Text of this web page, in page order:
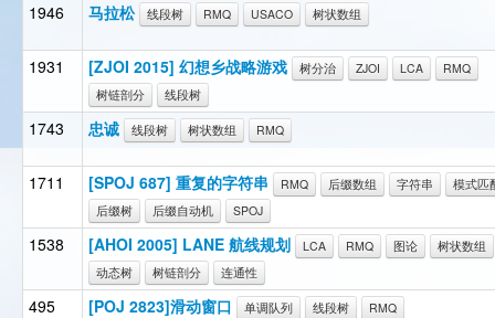
1946 马拉松 线段树 RMQ USACO 树状数组
1931 [ZJOI 2015] 幻想乡战略游戏 树分治 ZJOI LCA
RMQ
树链剖分
线段树
1743 忠诚 线段树 树状数组 RMQ
1711 [SPOJ 687] 重复的字符串 RMQ 后缀数组 字符串
模式匹
后缀树
后缀自动机 SPOJ
1538 [AHOI 2005] LANE 航线规划 LCA RMQ 图论
树状数组
动态树
树链剖分 连通性
495 [POJ 2823]滑动窗口 单调队列 线段树 RMQ